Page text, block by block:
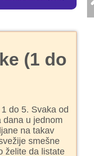
(1 do
do 5. Svaka od
dana u jednom
na takav
smešne
želite da listate